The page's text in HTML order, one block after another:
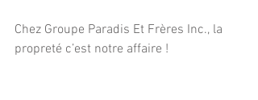
Chez Groupe Paradis Et Frères Inc., la
propreté c’est notre affaire !